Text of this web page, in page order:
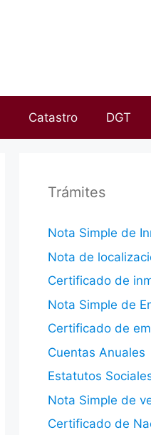
Catastro DGT
Trámites
Nota Simple de
Nota de
Certificado de
Nota Simple de
Certificado de
Cuentas Anuales
Estatutos
Nota Simple de
Certificado de